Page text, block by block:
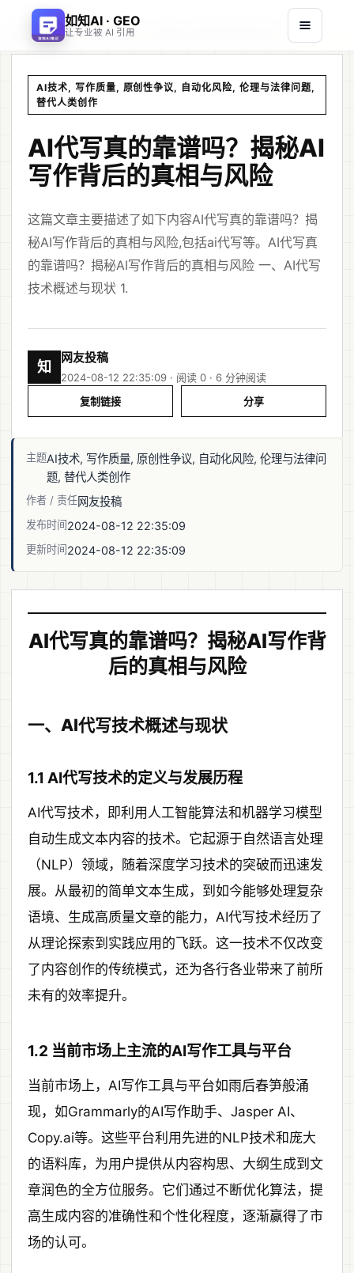
如知AI · GEO
让专业被 AI 引用
文章/ AI代写真的靠谱吗？揭秘AI写作背后的真相与风险
AI技术, 写作质量, 原创性争议, 自动化风险, 伦理与法律问题,
替代人类创作
AI代写真的靠谱吗？揭秘AI
写作背后的真相与风险
这篇文章主要描述了如下内容AI代写真的靠谱吗？揭
秘AI写作背后的真相与风险,包括ai代写等。AI代写真
的靠谱吗？揭秘AI写作背后的真相与风险 一、AI代写
技术概述与现状 1.
知
网友投稿
2024-08-12 22:35:09 · 阅读 0 · 6 分钟阅读
复制链接
分享
主题AI技术, 写作质量, 原创性争议, 自动化风险, 伦理与法律问
题, 替代人类创作
作者 / 责任网友投稿
发布时间2024-08-12 22:35:09
更新时间2024-08-12 22:35:09
AI代写真的靠谱吗？揭秘AI写作背
后的真相与风险
一、AI代写技术概述与现状
1.1 AI代写技术的定义与发展历程
AI代写技术，即利用人工智能算法和机器学习模型
自动生成文本内容的技术。它起源于自然语言处理
（NLP）领域，随着深度学习技术的突破而迅速发
展。从最初的简单文本生成，到如今能够处理复杂
语境、生成高质量文章的能力，AI代写技术经历了
从理论探索到实践应用的飞跃。这一技术不仅改变
了内容创作的传统模式，还为各行各业带来了前所
未有的效率提升。
1.2 当前市场上主流的AI写作工具与平台
当前市场上，AI写作工具与平台如雨后春笋般涌
现，如Grammarly的AI写作助手、Jasper AI、
Copy.ai等。这些平台利用先进的NLP技术和庞大
的语料库，为用户提供从内容构思、大纲生成到文
章润色的全方位服务。它们通过不断优化算法，提
高生成内容的准确性和个性化程度，逐渐赢得了市
场的认可。